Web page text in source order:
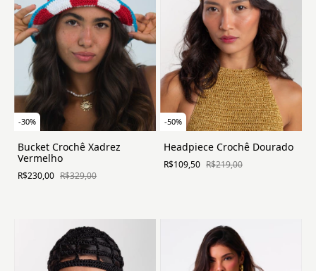
-30%
Bucket Crochê Xadrez
Vermelho
R$230,00 R$329,00
-50%
Headpiece Crochê Dourado
R$109,50 R$219,00